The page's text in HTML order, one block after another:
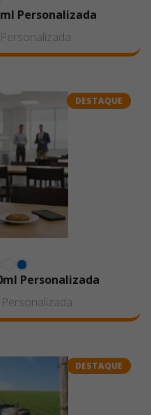
Personalizada
DESTAQUE
Personalizada
DESTAQUE